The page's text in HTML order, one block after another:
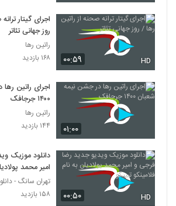
۰۰:۵۹ HD
اجرای گیتار
روز جهانی تئاتر
راتین رها
۱۶۸ بازدید
۰۱:۰۰
اجرای راتین
۱۴۰۰ جرجافک
راتین رها
۱۴۴ بازدید
۰۰:۵۰ HD
دانلود موزیک
امیر محمد
تیپیکو
تهران سانگ -
۱۵۸ بازدید